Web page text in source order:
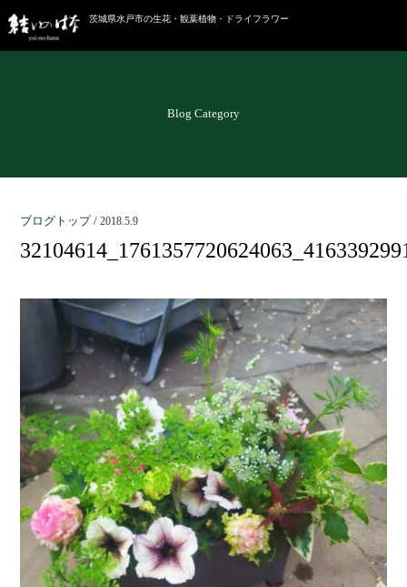
茨城県水戸市の生花・観葉植物・ドライフラワー
Blog Category
ブログトップ /2018.5.9